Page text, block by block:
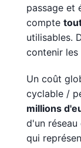
passage et
compte
utilisables.
contenir
Un coût
cyclable /
millions
d'un
qui